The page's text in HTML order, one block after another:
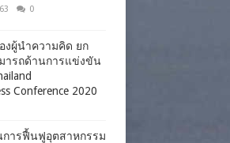
0
งผู้นำความคิด ยก
ารถด้านการแข่งขัน
Conference 2020
ารฟื้นฟูอุตสาหกรรม